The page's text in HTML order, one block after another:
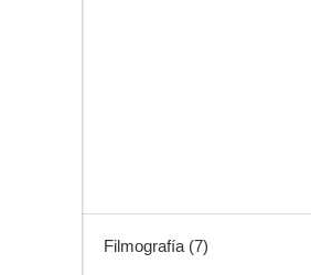
Filmografía (7)